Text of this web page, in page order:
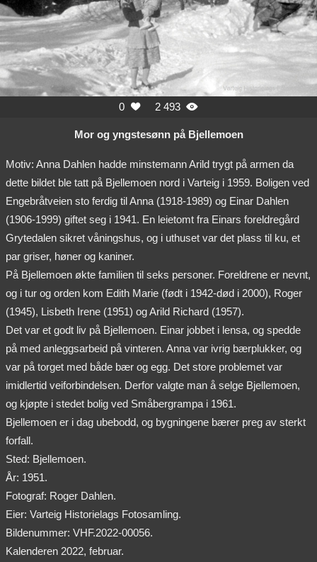
0  2 493 
Mor og yngstesønn på Bjellemoen
Motiv: Anna Dahlen hadde minstemann Arild trygt på armen da
dette bildet ble tatt på Bjellemoen nord i Varteig i 1959. Boligen ved
Engebråtveien sto ferdig til Anna (1918-1989) og Einar Dahlen
(1906-1999) giftet seg i 1941. En leietomt fra Einars foreldregård
Grytedalen sikret våningshus, og i uthuset var det plass til ku, et
par griser, høner og kaniner.
På Bjellemoen økte familien til seks personer. Foreldrene er nevnt,
og i tur og orden kom Edith Marie (født i 1942-død i 2000), Roger
(1945), Lisbeth Irene (1951) og Arild Richard (1957).
Det var et godt liv på Bjellemoen. Einar jobbet i lensa, og spedde
på med anleggsarbeid på vinteren. Anna var ivrig bærplukker, og
var på torget med både bær og egg. Det store problemet var
imidlertid veiforbindelsen. Derfor valgte man å selge Bjellemoen,
og kjøpte i stedet bolig ved Småbergrampa i 1961.
Bjellemoen er i dag ubebodd, og bygningene bærer preg av sterkt
forfall.
Sted: Bjellemoen.
År: 1951.
Fotograf: Roger Dahlen.
Eier: Varteig Historielags Fotosamling.
Bildenummer: VHF.2022-00056.
Kalenderen 2022, februar.